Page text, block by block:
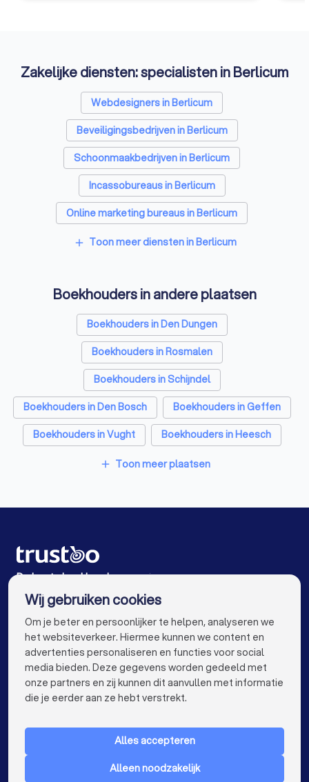
Zakelijke diensten: specialisten in Berlicum
Webdesigners in Berlicum
Beveiligingsbedrijven in Berlicum
Schoonmaakbedrijven in Berlicum
Incassobureaus in Berlicum
Online marketing bureaus in Berlicum
Tekstschrijvers in Berlicum
SEO-specialisten in Berlicum
Grafisch ontwerpers in Berlicum
Reclamebureaus in Berlicum
Accountants in Berlicum
add Toon meer diensten in Berlicum
Boekhouders in andere plaatsen
Boekhouders in Den Dungen
Boekhouders in Rosmalen
Boekhouders in Schijndel
Boekhouders in Den Bosch
Boekhouders in Geffen
Boekhouders in Vught
Boekhouders in Heesch
Boekhouders in Boxtel
Boekhouders in Veghel
Boekhouders in Den Haag
Boekhouders in Utrecht
Boekhouders in Eindhoven
Boekhouders in Groningen
Boekhouders in Almere
Boekhouders in Breda
Boekhouders in Nijmegen
Boekhouders in Enschede
Boekhouders in Haarlem
Boekhouders in Amersfoort
Boekhouders in Apeldoorn
add Toon meer plaatsen
De beste boekhouders voor jou
VOOR PARTICULIEREN keyboard_arrow_down
Wij gebruiken cookies
Om je beter en persoonlijker te helpen, analyseren we
het websiteverkeer. Hiermee kunnen we content en
advertenties personaliseren en functies voor social
media bieden. Deze gegevens worden gedeeld met
onze partners en zij kunnen dit aanvullen met informatie
die je eerder aan ze hebt verstrekt.
Alles accepteren
Alleen noodzakelijk